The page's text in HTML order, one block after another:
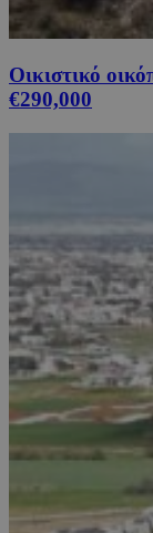
Οικιστικό
€290,000